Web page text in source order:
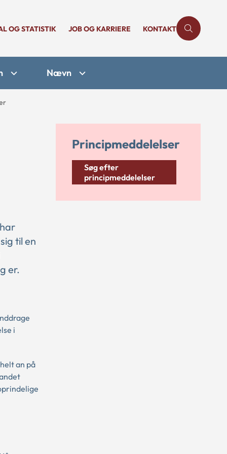
OG STATISTIK JOB OG KARRIERE KONTAKT
Nævn
til en
er.
i
an på
Principmeddelelser
Søg efter
principmeddelelser